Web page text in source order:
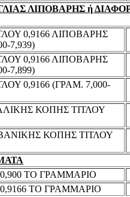
ΛΙΠΟΒΑΡΗΣ ή
0,9166 ΛΙΠΟΒΑΡΗΣ
7,939)
0,9166 ΛΙΠΟΒΑΡΗΣ
7,899)
0,9166 (ΓΡΑΜ. 7,000-
ΚΟΠΗΣ ΤΙΤΛΟΥ
ΚΟΠΗΣ ΤΙΤΛΟΥ
0,900 ΤΟ ΓΡΑΜΜΑΡΙΟ
ΤΟ ΓΡΑΜΜΑΡΙΟ